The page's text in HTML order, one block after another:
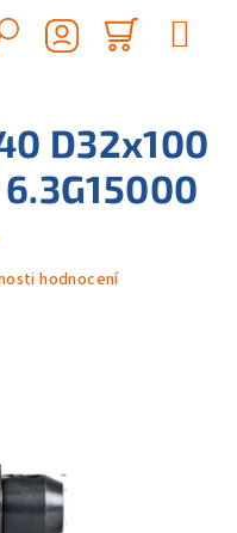
Hledat
košík
D32x100
hodnocení